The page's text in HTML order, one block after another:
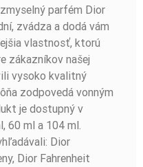
parfém Dior
zvádza a dodá vám
vlastnosť, ktorú
zákazníkov našej
vysoko kvalitný
zodpovedá vonným
je dostupný v
60 ml a 104 ml.
Dior
Dior Fahrenheit